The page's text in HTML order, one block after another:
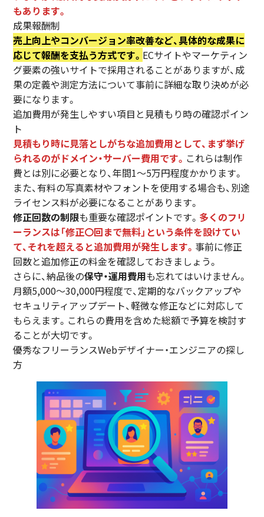
もあります。
成果報酬制
売上向上やコンバージョン率改善など、具体的な成果に
応じて報酬を支払う方式です。 ECサイトやマーケティン
グ要素の強いサイトで採用されることがありますが、成
果の定義や測定方法について事前に詳細な取り決めが必
要になります。
追加費用が発生しやすい項目と見積もり時の確認ポイン
ト
見積もり時に見落としがちな追加費用として、まず挙げ
られるのがドメイン・サーバー費用です。 これらは制作
費とは別に必要となり、年間1〜5万円程度かかります。
また、有料の写真素材やフォントを使用する場合も、別途
ライセンス料が必要になることがあります。
修正回数の制限も重要な確認ポイントです。 多くのフリ
ーランスは「修正〇回まで無料」という条件を設けてい
て、それを超えると追加費用が発生します。 事前に修正
回数と追加修正の料金を確認しておきましょう。
さらに、納品後の保守・運用費用も忘れてはいけません。
月額5,000〜30,000円程度で、定期的なバックアップや
セキュリティアップデート、軽微な修正などに対応して
もらえます。これらの費用を含めた総額で予算を検討す
ることが大切です。
優秀なフリーランスWebデザイナー・エンジニアの探し
方